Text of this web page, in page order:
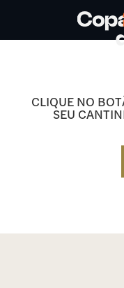
CLIQUE NO
SEU